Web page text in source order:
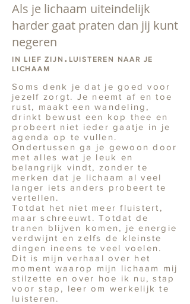
Als je lichaam uiteindelijk
harder gaat praten dan jij kunt
negeren
IN LIEF ZIJN . LUISTEREN NAAR JE
LICHAAM
Soms denk je dat je goed voor
jezelf zorgt. Je neemt af en toe
rust, maakt een wandeling,
drinkt bewust een kop thee en
probeert niet ieder gaatje in je
agenda op te vullen.
Ondertussen ga je gewoon door
met alles wat je leuk en
belangrijk vindt, zonder te
merken dat je lichaam al veel
langer iets anders probeert te
vertellen.
Totdat het niet meer fluistert,
maar schreeuwt. Totdat de
tranen blijven komen, je energie
verdwijnt en zelfs de kleinste
dingen ineens te veel voelen.
Dit is mijn verhaal over het
moment waarop mijn lichaam mij
stilzette en over hoe ik nu, stap
voor stap, leer om werkelijk te
luisteren.